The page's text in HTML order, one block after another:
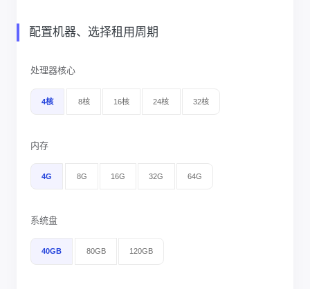
配置机器、选择租用周期
处理器核心
4核 8核 16核 24核 32核
内存
4G 8G 16G 32G 64G
系统盘
40GB 80GB 120GB